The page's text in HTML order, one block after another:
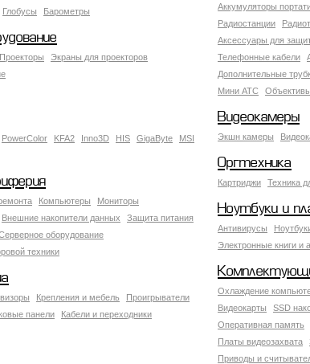
Глобусы Барометры Аккумуляторы
Радиостанции
Аксессуары для
Телефонные кабели
Дополнительные
Мини АТС
Проекторы
Экраны для проекторов
Видеокамеры
Экшн камеры
PowerColor KFA2 Inno3D HIS GigaByte
MSI
Оргтехника
Картриджи Техника
Компьютеры
Мониторы
Внешние накопители данных
Защита питания
оборудование
техники
Ноутбуки и
Антивирусы
Электронные книги и
Охлаждение
Видеокарты
SSD
Оперативная память
Платы видеозахвата
Приводы и
Крепления и мебель
Проигрыватели
панели Кабели и переходники